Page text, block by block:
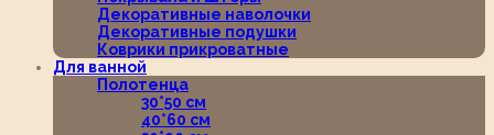
Декоративные наволочки
Декоративные подушки
Коврики прикроватные
Для ванной
Полотенца
30*50 см
40*60 см